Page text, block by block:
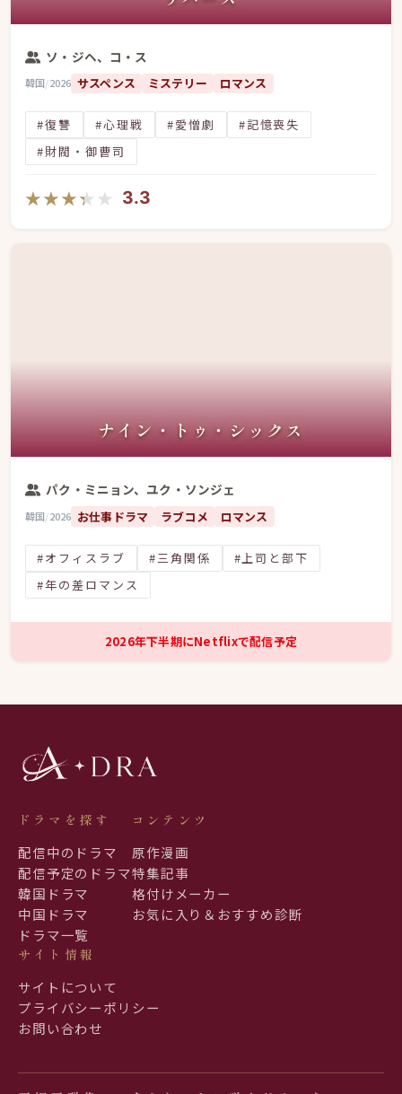
ソ・ジヘ、コ・ス
韓国/2026 サスペンス ミステリー ロマンス
#復讐 #心理戦 #愛憎劇
#記憶喪失
#財閥・御曹司
★★★★★
★★★★★ 3.3
ナイン・トゥ・シックス
パク・ミニョン、ユク・ソンジェ
韓国/2026 お仕事ドラマ ラブコメ ロマンス
#オフィスラブ #三角関係
#上司と部下
#年の差ロマンス
2026年下半期にNetflixで配信予定
ドラマを探す
配信中のドラマ
配信予定のドラマ
韓国ドラマ
中国ドラマ
ドラマ一覧
コンテンツ
原作漫画
特集記事
格付けメーカー
お気に入り＆おすすめ診断
サイト情報
サイトについて
プライバシーポリシー
お問い合わせ